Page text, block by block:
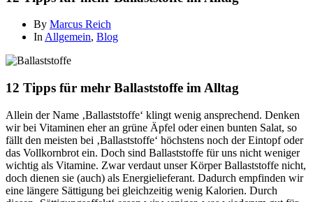
By Marcus Reich
In Allgemein, Blog
12 Tipps für mehr Ballaststoffe im Alltag
Allein der Name ‚Ballaststoffe‘ klingt wenig ansprechend. Denken
wir bei Vitaminen eher an grüne Äpfel oder einen bunten Salat, so
fällt den meisten bei ‚Ballaststoffe‘ höchstens noch der Eintopf oder
das Vollkornbrot ein. Doch sind Ballaststoffe für uns nicht weniger
wichtig als Vitamine. Zwar verdaut unser Körper Ballaststoffe nicht,
doch dienen sie (auch) als Energielieferant. Dadurch empfinden wir
eine längere Sättigung bei gleichzeitig wenig Kalorien. Durch